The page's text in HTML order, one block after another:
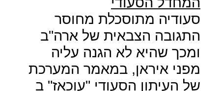
סעודיה מתוסכלת מחוסר
התגובה הצבאית של ארה"ב
ומכך שהיא לא הגנה עליה
מפני איראן, במאמר המערכת
של העיתון הסעודי "עוכאז" ב